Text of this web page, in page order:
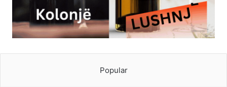
Popular